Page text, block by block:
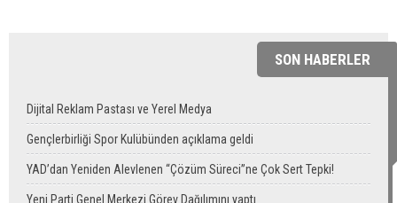
SON HABERLER
Dijital Reklam Pastası ve Yerel Medya
Gençlerbirliği Spor Kulübünden açıklama geldi
YAD’dan Yeniden Alevlenen “Çözüm Süreci”ne Çok Sert Tepki!
Yeni Parti Genel Merkezi Görev Dağılımını yaptı